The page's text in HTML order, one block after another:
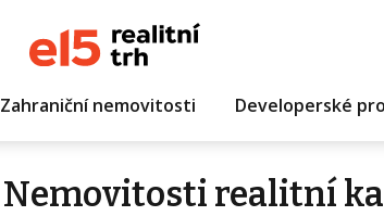
Zahraniční nemovitosti Developerské
Nemovitosti realitní